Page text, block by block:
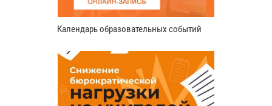
Календарь образовательных событий